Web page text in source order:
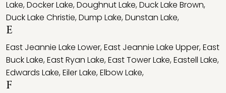
Lake,Docker Lake,Doughnut Lake,Duck Lake Brown,
Duck Lake Christie,Dump Lake,Dunstan Lake,
E
East Jeannie Lake Lower,East Jeannie Lake Upper,East
Buck Lake,East Ryan Lake,East Tower Lake,Eastell Lake,
Edwards Lake,Eiler Lake,Elbow Lake,
F